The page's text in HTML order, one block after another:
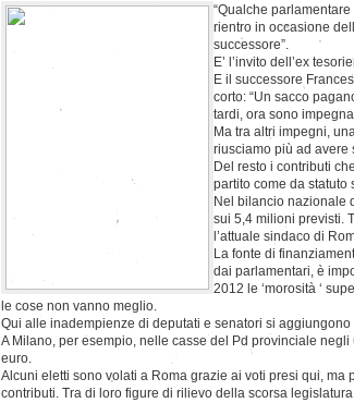
“Qualche
rientro in occasione
successore”.
E’ l’invito dell’ex
E il successore
corto: “Un sacco
tardi, ora sono
Ma tra altri impegni,
riusciamo più ad avere
Del resto i contributi
partito come da statuto
Nel bilancio nazionale
sui 5,4 milioni previsti.
l’attuale sindaco di
La fonte di
dai parlamentari, è
2012 le ‘morosità ‘
le cose non vanno meglio.
Qui alle inadempienze di deputati e senatori si
A Milano, per esempio, nelle casse del Pd provinciale
euro.
Alcuni eletti sono volati a Roma grazie ai voti presi qui, ma
contributi. Tra di loro figure di rilievo della scorsa